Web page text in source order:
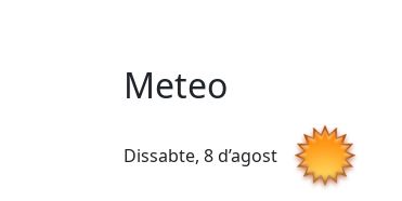
Meteo
Dissabte, 8 d’agost